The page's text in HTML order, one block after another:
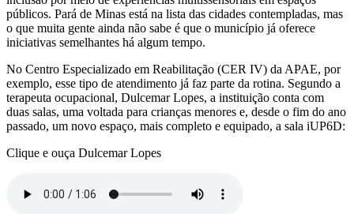
públicos. Pará de Minas está na lista das cidades contempladas, mas
o que muita gente ainda não sabe é que o município já oferece
iniciativas semelhantes há algum tempo.
No Centro Especializado em Reabilitação (CER IV) da APAE, por
exemplo, esse tipo de atendimento já faz parte da rotina. Segundo a
terapeuta ocupacional, Dulcemar Lopes, a instituição conta com
duas salas, uma voltada para crianças menores e, desde o fim do ano
passado, um novo espaço, mais completo e equipado, a sala iUP6D:
Clique e ouça Dulcemar Lopes